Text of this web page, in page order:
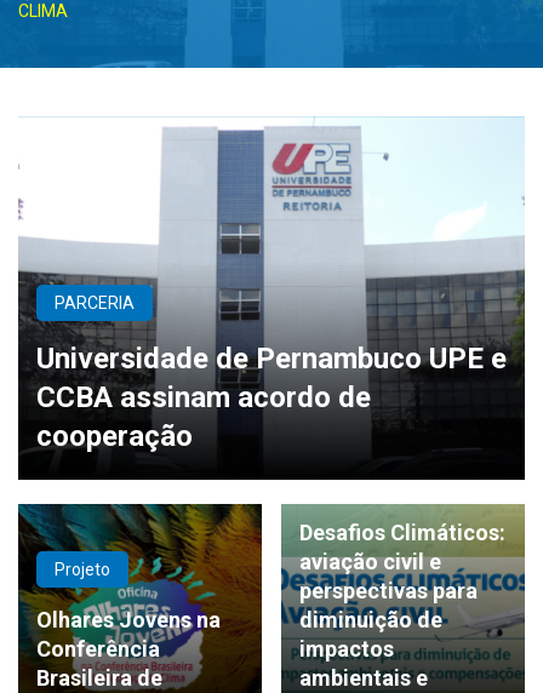
CLIMA
PARCERIA
Universidade de Pernambuco UPE e
CCBA assinam acordo de
cooperação
Projeto
Olhares Jovens na
Conferência
Brasileira de
Projeto
Desafios Climáticos:
aviação civil e
perspectivas para
diminuição de
impactos
ambientais e